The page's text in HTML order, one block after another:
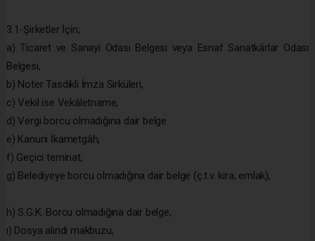
3.1-Şirketler İçin;
a) Ticaret ve Sanayi Odası Belgesi veya Esnaf Sanatkârlar Odası
Belgesi,
b) Noter Tasdikli İmza Sirküleri,
c) Vekil ise Vekâletname,
d) Vergi borcu olmadığına dair belge
e) Kanuni İkametgâh,
f) Geçici teminat,
g) Belediyeye borcu olmadığına dair belge (ç.t.v. kira, emlak),
h) S.G.K. Borcu olmadığına dair belge,
ı) Dosya alındı makbuzu,